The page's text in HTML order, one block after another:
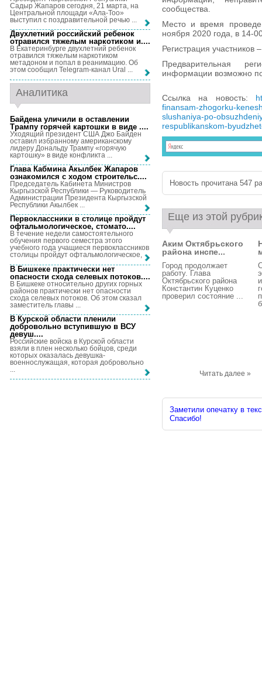
сообщества.
Место и время
ноября 2020 года, в 14-
Регистрация участников
Предварительная
информации возможно
Ссылка на новость:
finansam-zhogorku-
slushaniya-po-
respublikanskom-
Новость прочитана 547
Еще из этой
Аким Октябрьского
района инспе...
Город продолжает
работу. Глава
Октябрьского района
Константин Куценко
проверил состояние ...
Читать далее »
Заметили опечатку в
Спасибо!
Садыр Жапаров сегодня, 21 марта, на
Центральной площади «Ала-Тоо»
выступил с поздравительной речью ...
Двухлетний российский ребенок
отравился тяжелым наркотиком и....
В Екатеринбурге двухлетний ребенок
отравился тяжелым наркотиком
метадоном и попал в реанимацию. Об
этом сообщил Telegram-канал Ural ...
Аналитика
Байдена уличили в оставлении
Трампу горячей картошки в виде ....
Уходящий президент США Джо Байден
оставил избранному американскому
лидеру Дональду Трампу «горячую
картошку» в виде конфликта ...
Глава Кабмина Акылбек Жапаров
ознакомился с ходом строительс....
Председатель Кабинета Министров
Кыргызской Республики — Руководитель
Администрации Президента Кыргызской
Республики Акылбек ...
Первоклассники в столице пройдут
офтальмологическое, стомато....
В течение недели самостоятельного
обучения первого семестра этого
учебного года учащиеся первоклассников
столицы пройдут офтальмологическое, ...
В Бишкеке практически нет
опасности схода селевых потоков....
В Бишкеке относительно других горных
районов практически нет опасности
схода селевых потоков. Об этом сказал
заместитель главы ...
В Курской области пленили
добровольно вступившую в ВСУ
девуш....
Российские войска в Курской области
взяли в плен несколько бойцов, среди
которых оказалась девушка-
военнослужащая, которая добровольно
...